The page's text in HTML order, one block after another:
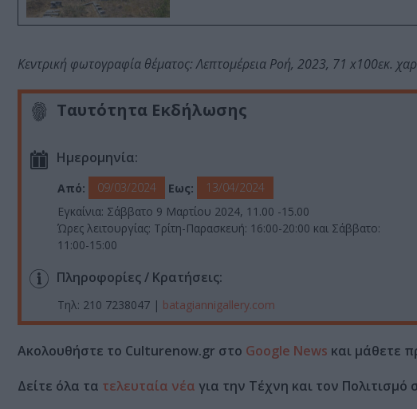
Κεντρική φωτογραφία θέματος: Λεπτομέρεια Ροή, 2023, 71 x100εκ.
Ταυτότητα Εκδήλωσης
Ημερομηνία:
Από: 09/03/2024 Εως:
13/04/2024
Eγκαίνια: Σάββατο 9 Mαρτίου 2024, 11.00 -15.00
Ώρες λειτουργίας: Τρίτη-Παρασκευή: 16:00-20:00 και Σάββατο:
11:00-15:00
Πληροφορίες / Κρατήσεις:
Τηλ: 210 7238047 | batagiannigallery.com
Ακολουθήστε το Culturenow.gr στο Google News και μάθετε
Δείτε όλα τα τελευταία νέα για την Τέχνη και τον Πολιτισμό